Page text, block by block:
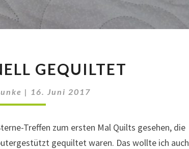
GEQUILTET
GEQUILTET
| 16. Juni 2017
Treffen zum ersten Mal Quilts gesehen, die
gequiltet waren. Das wollte ich auch